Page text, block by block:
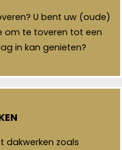
U bent uw (oude)
om te toveren tot een
in kan genieten?
dakwerken zoals